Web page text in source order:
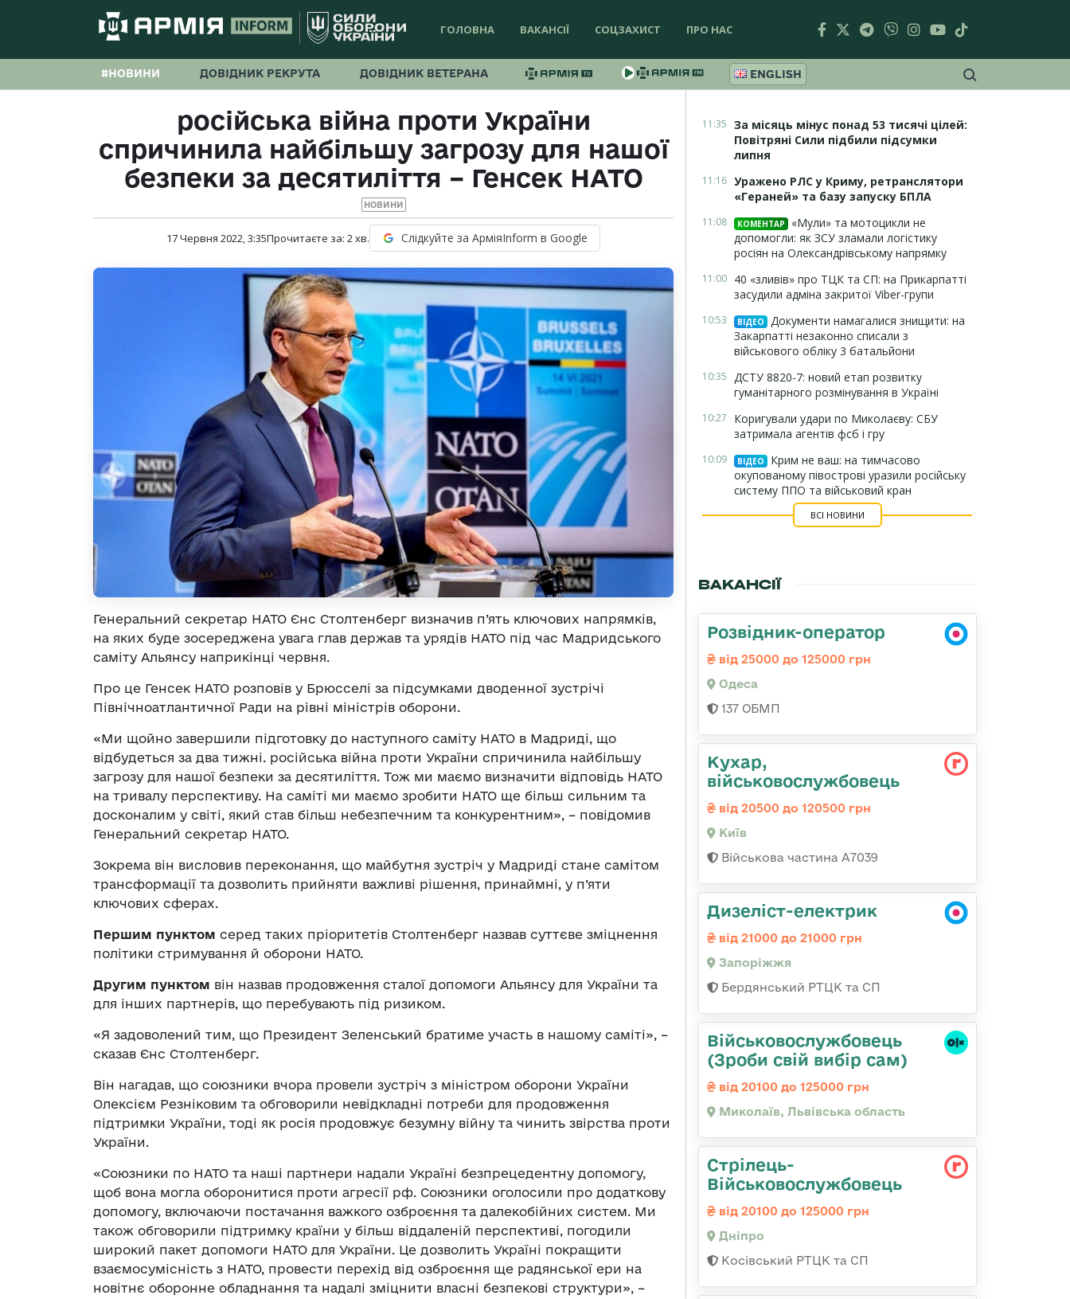
ГОЛОВНА ВАКАНСІЇ СОЦЗАХИСТ ПРО НАС
#НОВИНИ ДОВІДНИК РЕКРУТА ДОВІДНИК ВЕТЕРАНА ENGLISH
російська війна проти України
спричинила найбільшу загрозу для нашої
безпеки за десятиліття – Генсек НАТО
НОВИНИ
17 Червня 2022, 3:35Прочитаєте за: 2хв. Слідкуйте за АрміяInform в Google
Генеральний секретар НАТО Єнс Столтенберг визначив п’ять ключових напрямків,
на яких буде зосереджена увага глав держав та урядів НАТО під час Мадридського
саміту Альянсу наприкінці червня.
Про це Генсек НАТО розповів у Брюсселі за підсумками дводенної зустрічі
Північноатлантичної Ради на рівні міністрів оборони.
«Ми щойно завершили підготовку до наступного саміту НАТО в Мадриді, що
відбудеться за два тижні. російська війна проти України спричинила найбільшу
загрозу для нашої безпеки за десятиліття. Тож ми маємо визначити відповідь НАТО
на тривалу перспективу. На саміті ми маємо зробити НАТО ще більш сильним та
досконалим у світі, який став більш небезпечним та конкурентним», – повідомив
Генеральний секретар НАТО.
Зокрема він висловив переконання, що майбутня зустріч у Мадриді стане самітом
трансформації та дозволить прийняти важливі рішення, принаймні, у п’яти
ключових сферах.
Першим пунктом серед таких пріоритетів Столтенберг назвав суттєве зміцнення
політики стримування й оборони НАТО.
Другим пунктом він назвав продовження сталої допомоги Альянсу для України та
для інших партнерів, що перебувають під ризиком.
«Я задоволений тим, що Президент Зеленський братиме участь в нашому саміті», –
сказав Єнс Столтенберг.
Він нагадав, що союзники вчора провели зустріч з міністром оборони України
Олексієм Резніковим та обговорили невідкладні потреби для продовження
підтримки України, тоді як росія продовжує безумну війну та чинить звірства проти
України.
«Союзники по НАТО та наші партнери надали Україні безпрецедентну допомогу,
щоб вона могла оборонитися проти агресії рф. Союзники оголосили про додаткову
допомогу, включаючи постачання важкого озброєння та далекобійних систем. Ми
також обговорили підтримку країни у більш віддаленій перспективі, погодили
широкий пакет допомоги НАТО для України. Це дозволить Україні покращити
взаємосумісність з НАТО, провести перехід від озброєння ще радянської ери на
новітнє оборонне обладнання та надалі зміцнити власні безпекові структури», –
11:35 За місяць мінус понад 53 тисячі цілей:
Повітряні Сили підбили підсумки
липня
11:16 Уражено РЛС у Криму, ретранслятори
«Гераней» та базу запуску БПЛА
11:08 КОМЕНТАР
«Мули» та мотоцикли не
допомогли: як ЗСУ зламали логістику
росіян на Олександрівському напрямку
11:00 40 «зливів» про ТЦК та СП: на Прикарпатті
засудили адміна закритої Viber-групи
10:53 ВІДЕО
Документи намагалися знищити: на
Закарпатті незаконно списали з
військового обліку 3 батальйони
10:35 ДСТУ 8820-7: новий етап розвитку
гуманітарного розмінування в Україні
10:27
Коригували удари по Миколаєву: СБУ
затримала агентів фсб і гру
10:09 ВІДЕО
Крим не ваш: на тимчасово
окупованому півострові уразили російську
систему ППО та військовий кран
ВСІ НОВИНИ
ВАКАНСІЇ
Розвідник-оператор
від 25000 до 125000 грн
Одеса
137 ОБМП
Кухар,
військовослужбовець
від 20500 до 120500 грн
Київ
Військова частина А7039
Дизеліст-електрик
від 21000 до 21000 грн
Запоріжжя
Бердянський РТЦК та СП
Військовослужбовець
(Зроби свій вибір сам)
від 20100 до 125000 грн
Миколаїв, Львівська область
Стрілець-
Військовослужбовець
від 20100 до 125000 грн
Дніпро
Косівський РТЦК та СП